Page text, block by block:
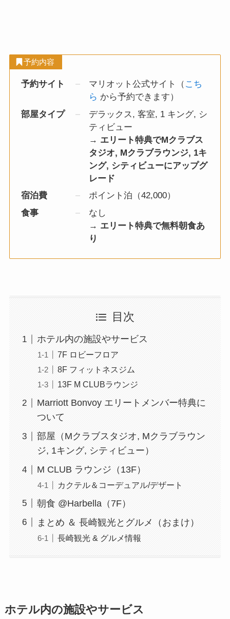
予約内容
予約サイト マリオット公式サイト（ こち
ら から予約できます）
部屋タイプ
デラックス, 客室, 1 キング, シ
ティビュー
→ エリート特典でMクラブス
タジオ, Mクラブラウンジ, 1キ
ング, シティビューにアップグ
レード
宿泊費
ポイント泊（42,000）
食事
なし
→ エリート特典で無料朝食あ
り
目次
ホテル内の施設やサービス
7F ロビーフロア
8F フィットネスジム
13F M CLUBラウンジ
Marriott Bonvoy エリートメンバー特典に
ついて
部屋（Mクラブスタジオ, Mクラブラウン
ジ, 1キング, シティビュー）
M CLUB ラウンジ（13F）
カクテル＆コーデュアル/デザート
朝食 @Harbella（7F）
まとめ ＆ 長崎観光とグルメ（おまけ）
長崎観光 & グルメ情報
ホテル内の施設やサービス